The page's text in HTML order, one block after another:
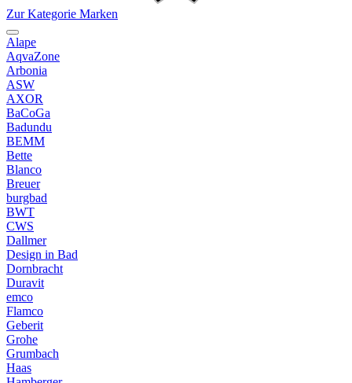
Zur Kategorie Marken
Alape
AqvaZone
Arbonia
ASW
AXOR
BaCoGa
Badundu
BEMM
Bette
Blanco
Breuer
burgbad
BWT
CWS
Dallmer
Design in Bad
Dornbracht
Duravit
emco
Flamco
Geberit
Grohe
Grumbach
Haas